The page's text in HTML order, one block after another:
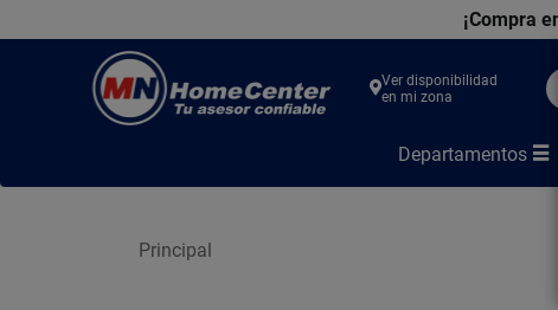
¡Compra
Center
Ver disponibilidad
en mi zona
Departamentos
Principal